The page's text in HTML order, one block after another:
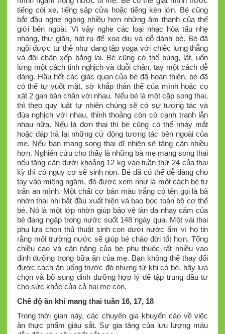
tiếng còi xe, tiếng sập cửa hoặc tiếng kèn lớn. Bé cũng
bắt đầu nghe ngóng nhiều hơn những âm thanh của thế
giới bên ngoài. Vì vậy nghe các loại nhạc hòa tấu nhẹ
nhàng, thư giãn, hát ru để xoa dịu và dỗ dành bé. Bé đã
ngồi được tư thế như đang tập yoga với chiếc lưng thẳng
và đôi chân xếp bằng lại. Bé cũng có thể búng, lật, uốn
lưng một cách tinh nghịch và duỗi chân, tay một cách dễ
dàng. Hầu hết các giác quan của bé đã hoàn thiện, bé đã
có thể tự vuốt mặt, sờ khắp thân thể của mình hoặc cọ
xát 2 gan bàn chân với nhau. Nếu bé là một cặp song thai,
thì theo quy luật tự nhiên chúng sẽ có sự tương tác và
đùa nghịch với nhau, thỉnh thoảng còn có cạnh tranh lẫn
nhau nữa. Nếu là đơn thai thì bé cũng có thể nháy mắt
hoặc đáp trả lại những cử động tương tác bên ngoài của
mẹ. Nếu bạn mang song thai dĩ nhiên sẽ tăng cân nhiều
hơn. Nghiên cứu cho thấy là những bà mẹ mang song thai
nếu tăng cân dưới khoảng 12 kg vào tuần thứ 24 của thai
kỳ thì có nguy cơ sẽ sinh non. Bé đã có thể dễ dàng cho
tay vào miệng ngậm, đó được xem như là một cách bé tự
trấn an mình. Một chất cơ bản màu trắng có tên gọi là bã
nhờn thai nhi bắt đầu xuất hiện và bao bọc toàn bộ cơ thể
bé. Nó là một lớp nhờn giúp bảo vệ làn da nhạy cảm của
bé đang ngập trong nước suốt 148 ngày qua. Một vài thai
phụ lựa chọn thủ thuật sinh con dưới nước ấm vì họ tin
rằng môi trường nước sẽ giúp bé chào đời tốt hơn. Tổng
chiều cao và cân nặng của bé phụ thuộc rất nhiều vào
dinh dưỡng trong bữa ăn của mẹ. Bạn không thể thay đổi
được cách ăn uống trước đó nhưng từ khi có bé, hãy lựa
chọn và bổ sung dinh dưỡng hợp lý để tập trung đầu tư
cho sức khỏe của cả hai mẹ con.
Chế độ ăn khi mang thai tuần 16, 17, 18
Trong thời gian này, các chuyên gia khuyến cáo về việc
ăn thực phẩm giàu sắt. Sự gia tăng của lưu lượng máu